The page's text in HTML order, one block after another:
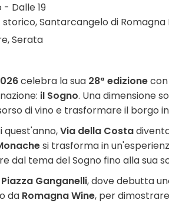
Dalle 19
Santarcangelo di Romagna
Serata
celebra la sua 28ª edizione
il Sogno. Una dimensione
di vino e trasformare il borgo
quest'anno,Via della Costa
si trasforma in
dal tema del Sogno fino alla sua
Piazza Ganganelli, dove debutta
da Romagna Wine, per